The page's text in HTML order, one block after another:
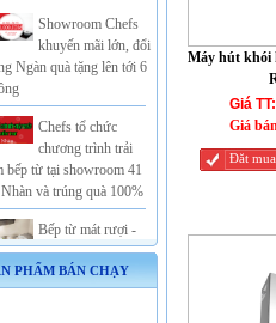
khuyến mãi lớn, đổi
Ngàn quà tặng lên tới 6
chương trình trải
bếp từ tại showroom 41
Nhàn và trúng quà 100%
Bếp từ mát rượi -
Giải nhiệt mùa hè
Khi mua bếp từ
Chefs sử dụng công
PHẨM BÁN CHẠY
Máy hút khói
Giá TT:
Giá
Đăt mua